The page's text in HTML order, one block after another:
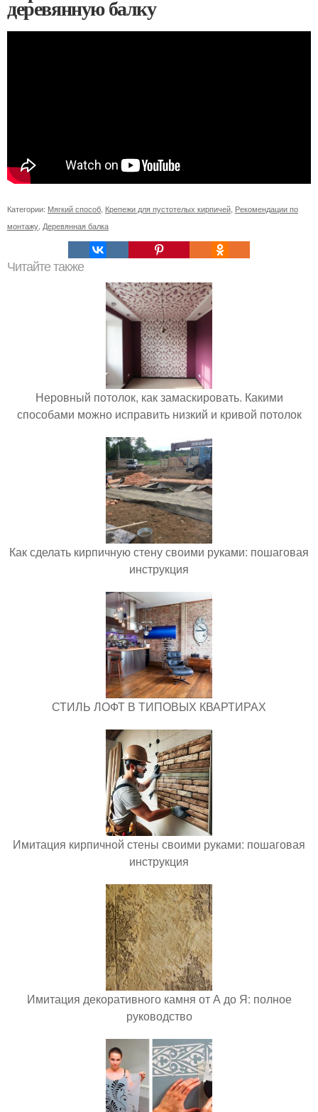
деревянную балку
Категории: Мягкий способ Крепежи для пустотелых кирпичей Рекомендации по
монтажу Деревянная балка
Читайте также
Неровный потолок, как замаскировать. Какими
способами можно исправить низкий и кривой потолок
Как сделать кирпичную стену своими руками: пошаговая
инструкция
СТИЛЬ ЛОФТ В ТИПОВЫХ КВАРТИРАХ
Имитация кирпичной стены своими руками: пошаговая
инструкция
Имитация декоративного камня от А до Я: полное
руководство